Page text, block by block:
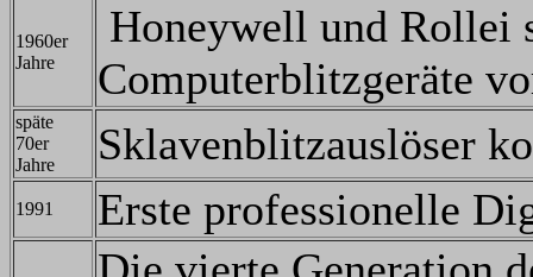
1960er
Jahre
Honeywell und Rollei
Computerblitzgeräte
späte
70er
Jahre
Sklavenblitzauslöser
1991 Erste professionelle